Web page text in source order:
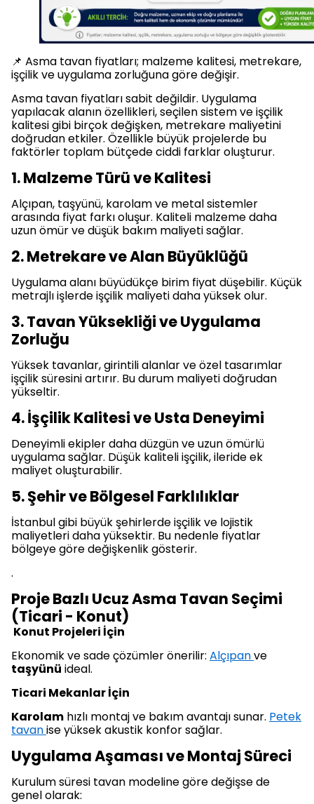
📌 Asma tavan fiyatları; malzeme kalitesi, metrekare,
işçilik ve uygulama zorluğuna göre değişir.
Asma tavan fiyatları sabit değildir. Uygulama
yapılacak alanın özellikleri, seçilen sistem ve işçilik
kalitesi gibi birçok değişken, metrekare maliyetini
doğrudan etkiler. Özellikle büyük projelerde bu
faktörler toplam bütçede ciddi farklar oluşturur.
1. Malzeme Türü ve Kalitesi
Alçıpan, taşyünü, karolam ve metal sistemler
arasında fiyat farkı oluşur. Kaliteli malzeme daha
uzun ömür ve düşük bakım maliyeti sağlar.
2. Metrekare ve Alan Büyüklüğü
Uygulama alanı büyüdükçe birim fiyat düşebilir. Küçük
metrajlı işlerde işçilik maliyeti daha yüksek olur.
3. Tavan Yüksekliği ve Uygulama
Zorluğu
Yüksek tavanlar, girintili alanlar ve özel tasarımlar
işçilik süresini artırır. Bu durum maliyeti doğrudan
yükseltir.
4. İşçilik Kalitesi ve Usta Deneyimi
Deneyimli ekipler daha düzgün ve uzun ömürlü
uygulama sağlar. Düşük kaliteli işçilik, ileride ek
maliyet oluşturabilir.
5. Şehir ve Bölgesel Farklılıklar
İstanbul gibi büyük şehirlerde işçilik ve lojistik
maliyetleri daha yüksektir. Bu nedenle fiyatlar
bölgeye göre değişkenlik gösterir.
.
Proje Bazlı Ucuz Asma Tavan Seçimi
(Ticari - Konut)
Konut Projeleri İçin
Ekonomik ve sade çözümler önerilir: Alçıpanve
taşyünü ideal.
Ticari Mekanlar İçin
Karolam hızlı montaj ve bakım avantajı sunar. Petek
tavanise yüksek akustik konfor sağlar.
Uygulama Aşaması ve Montaj Süreci
Kurulum süresi tavan modeline göre değişse de
genel olarak: